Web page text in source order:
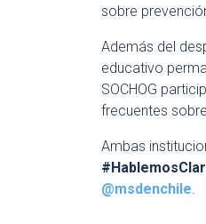
sobre
Además del
educativo
SOCHOG
frecuentes
Ambas
@msdenchile.